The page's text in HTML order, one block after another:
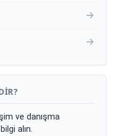
ve danışma
alın.